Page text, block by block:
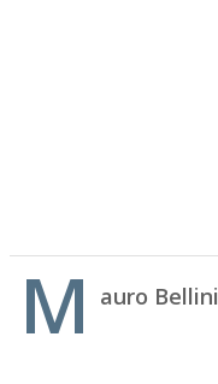
M auro Bellini